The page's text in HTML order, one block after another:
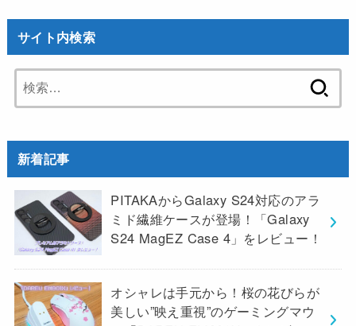
サイト内検索
索:
新着記事
PITAKAからGalaxy S24対応のアラ
ミド繊維ケースが登場！「Galaxy
S24 MagEZ Case 4」をレビュー！
オシャレは手元から！桜の花びらが
美しい”映え重視”のゲーミングマウ